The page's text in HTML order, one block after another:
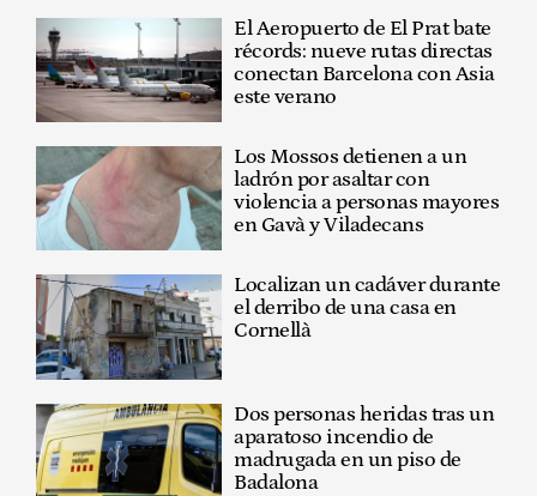
El Aeropuerto de El Prat bate
récords: nueve rutas directas
conectan Barcelona con Asia
este verano
Los Mossos detienen a un
ladrón por asaltar con
violencia a personas mayores
en Gavà y Viladecans
Localizan un cadáver durante
el derribo de una casa en
Cornellà
Dos personas heridas tras un
aparatoso incendio de
madrugada en un piso de
Badalona